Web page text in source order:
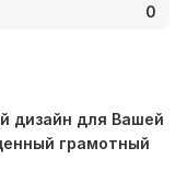
0
дизайн для Вашей
грамотный